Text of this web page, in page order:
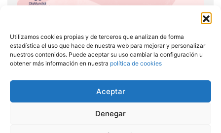
Utilizamos cookies propias y de terceros que analizan de forma
estadística el uso que hace de nuestra web para mejorar y personalizar
nuestros contenidos. Puede aceptar su uso cambiar la configuración u
obtener más información en nuestra política de cookies
Aceptar
Denegar